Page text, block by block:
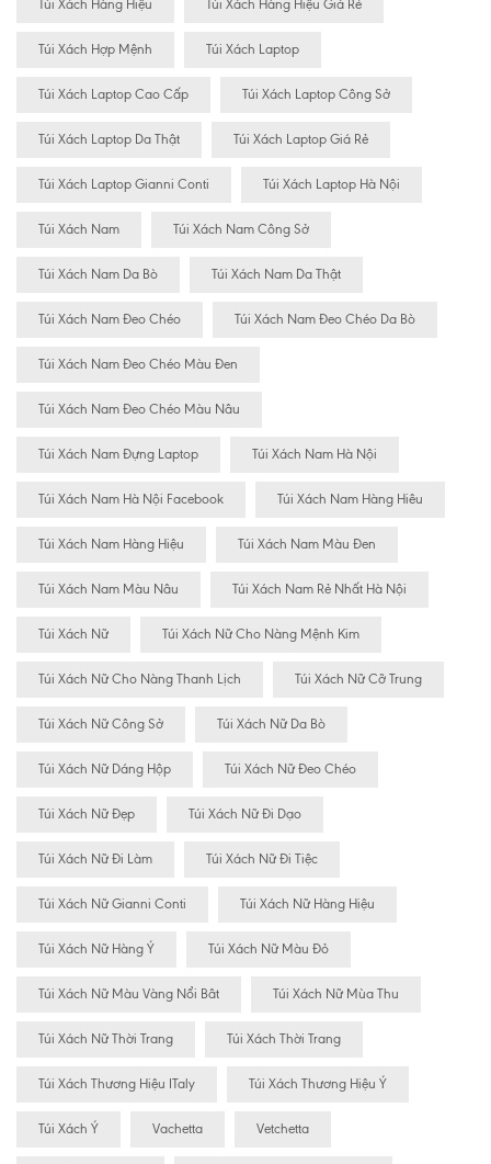
Túi Xách Hàng Hiệu Túi Xách Hàng Hiệu Giá Rẻ
Túi Xách Hợp Mệnh Túi Xách Laptop
Túi Xách Laptop Cao Cấp Túi Xách Laptop Công Sở
Túi Xách Laptop Da Thật Túi Xách Laptop Giá Rẻ
Túi Xách Laptop Gianni Conti Túi Xách Laptop Hà Nội
Túi Xách Nam Túi Xách Nam Công Sở
Túi Xách Nam Da Bò Túi Xách Nam Da Thật
Túi Xách Nam Đeo Chéo Túi Xách Nam Đeo Chéo Da Bò
Túi Xách Nam Đeo Chéo Màu Đen
Túi Xách Nam Đeo Chéo Màu Nâu
Túi Xách Nam Đựng Laptop Túi Xách Nam Hà Nội
Túi Xách Nam Hà Nội Facebook Túi Xách Nam Hàng Hiêu
Túi Xách Nam Hàng Hiệu Túi Xách Nam Màu Đen
Túi Xách Nam Màu Nâu Túi Xách Nam Rẻ Nhất Hà Nội
Túi Xách Nữ Túi Xách Nữ Cho Nàng Mệnh Kim
Túi Xách Nữ Cho Nàng Thanh Lịch Túi Xách Nữ Cỡ Trung
Túi Xách Nữ Công Sở Túi Xách Nữ Da Bò
Túi Xách Nữ Dáng Hộp Túi Xách Nữ Đeo Chéo
Túi Xách Nữ Đẹp Túi Xách Nữ Đi Dạo
Túi Xách Nữ Đi Làm Túi Xách Nữ Đi Tiệc
Túi Xách Nữ Gianni Conti Túi Xách Nữ Hàng Hiệu
Túi Xách Nữ Hàng Ý Túi Xách Nữ Màu Đỏ
Túi Xách Nữ Màu Vàng Nổi Bât Túi Xách Nữ Mùa Thu
Túi Xách Nữ Thời Trang Túi Xách Thời Trang
Túi Xách Thương Hiệu ITaly Túi Xách Thương Hiệu Ý
Túi Xách Ý Vachetta Vetchetta